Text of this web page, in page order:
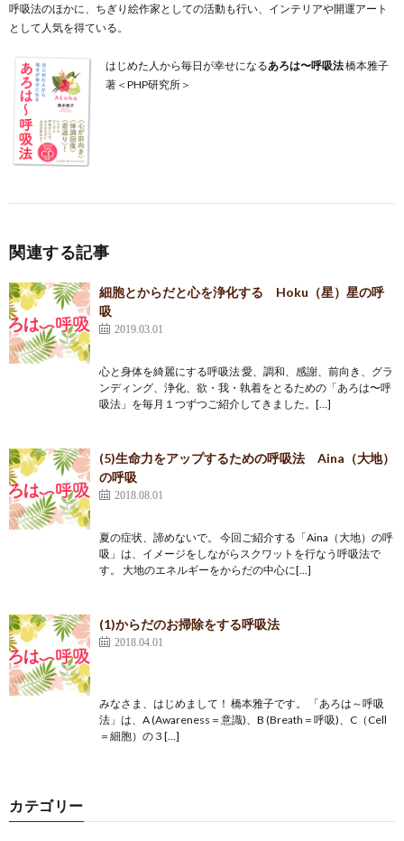
呼吸法のほかに、ちぎり絵作家としての活動も行い、インテリアや開運アート
として人気を得ている。
はじめた人から毎日が幸せになるあろは〜呼吸法橋本雅子
著＜PHP研究所＞
関連する記事
細胞とからだと心を浄化する Hoku（星）星の呼
吸
2019.03.01
心と身体を綺麗にする呼吸法 愛、調和、感謝、前向き、グラ
ンディング、浄化、欲・我・執着をとるための「あろは〜呼
吸法」を毎月１つずつご紹介してきました。[…]
(5)生命力をアップするための呼吸法 Aina（大地）
の呼吸
2018.08.01
夏の症状、諦めないで。 今回ご紹介する「Aina（大地）の呼
吸」は、イメージをしながらスクワットを行なう呼吸法で
す。 大地のエネルギーをからだの中心に[…]
(1)からだのお掃除をする呼吸法
2018.04.01
みなさま、はじめまして！ 橋本雅子です。 「あろは～呼吸
法」は、A (Awareness＝意識)、B (Breath＝呼吸)、C（Cell
＝細胞）の３[…]
カテゴリー